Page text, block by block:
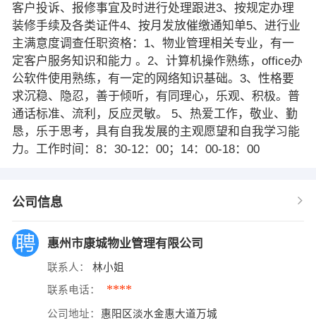
客户投诉、报修事宜及时进行处理跟进3、按规定办理
装修手续及各类证件4、按月发放催缴通知单5、进行业
主满意度调查任职资格：1、物业管理相关专业，有一
定客户服务知识和能力 。2、计算机操作熟练，office办
公软件使用熟练，有一定的网络知识基础。3、性格要
求沉稳、隐忍，善于倾听，有同理心，乐观、积极。普
通话标准、流利，反应灵敏。 5、热爱工作，敬业、勤
恳，乐于思考，具有自我发展的主观愿望和自我学习能
力。工作时间：8：30-12：00；14：00-18：00
公司信息
惠州市康城物业管理有限公司
联系人： 林小姐
联系电话： ****
公司地址： 惠阳区淡水金惠大道万城